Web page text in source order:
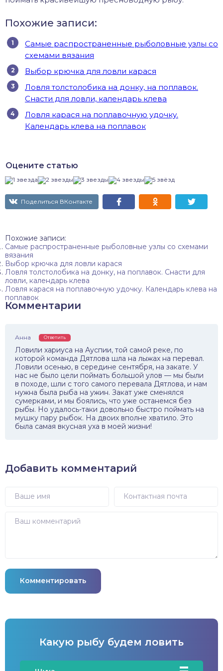
Похожие записи:
Самые распространенные рыболовные узлы со
схемами вязания
Выбор крючка для ловли карася
Ловля толстолобика на донку, на поплавок.
Снасти для ловли, календарь клева
Ловля карася на поплавочную удочку.
Календарь клева на поплавок
Оцените статью
Поделиться ВКонтакте
Похожие записи:
Самые распространенные рыболовные узлы со схемами
вязания
Выбор крючка для ловли карася
Ловля толстолобика на донку, на поплавок. Снасти для
ловли, календарь клева
Ловля карася на поплавочную удочку. Календарь клева на
поплавок
Комментарии
Анна Ответить
Ловили хариуса на Ауспии, той самой реке, по
которой команда Дятлова шла на лыжах на перевал.
Ловили осенью, в середине сентября, на закате. У
нас не было цели поймать большой улов — мы были
в походе, шли с того самого перевала Дятлова, и нам
нужна была рыба на ужин. Закат уже сменялся
сумерками, и мы боялись, что уже останемся без
рыбы. Но удалось-таки довольно быстро поймать на
мушку пару рыбок. На двоих вполне хватило. Это
была самая вкусная уха в моей жизни!
Добавить комментарий
Комментировать
Какую рыбу будем ловить